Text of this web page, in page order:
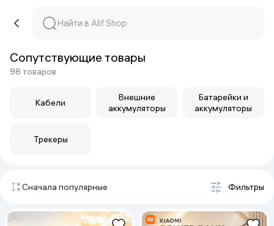
Cопутствующие товары
98 товаров
Кабели
Внешние
аккумуляторы
Батарейки и
аккумуляторы
Трекеры
Сначала популярные Фильтры